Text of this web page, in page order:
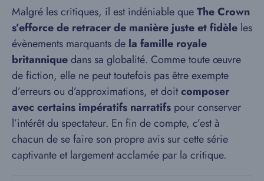
Malgré les critiques, il est indéniable queThe Crown
s’efforce de retracer de manière juste et fidèle les
évènements marquants de la famille royale
britanniquedans sa globalité. Comme toute œuvre
de fiction, elle ne peut toutefois pas être exempte
d’erreurs ou d’approximations, et doitcomposer
avec certains impératifs narratifs pour conserver
l’intérêt du spectateur. En fin de compte, c’est à
chacun de se faire son propre avis sur cette série
captivante et largement acclamée par la critique.